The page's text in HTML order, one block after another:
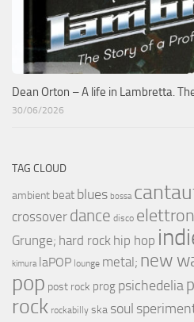
Dean Orton – A life in Lambretta.
30/06/2026
TAG CLOUD
ambient beat blues bossa
crossover dance disco
Grunge; hard rock hip hop
kimura laPOP lounge metal; new
pop post rock prog psichedelia
rock rockabilly ska soul